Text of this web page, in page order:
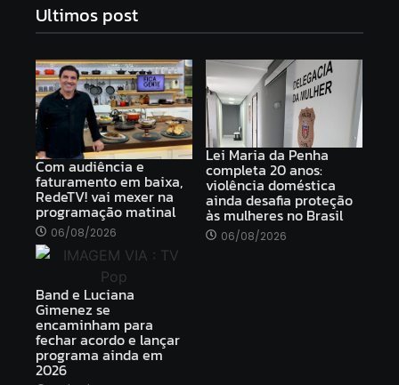
Ultimos post
Com audiência e
faturamento em baixa,
RedeTV! vai mexer na
programação matinal
06/08/2026
Lei Maria da Penha
completa 20 anos:
violência doméstica
ainda desafia proteção
às mulheres no Brasil
06/08/2026
Band e Luciana
Gimenez se
encaminham para
fechar acordo e lançar
programa ainda em
2026